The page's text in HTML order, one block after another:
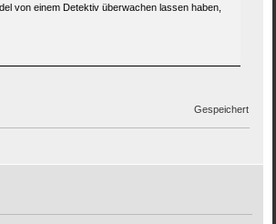
von einem Detektiv überwachen lassen haben,
Gespeichert